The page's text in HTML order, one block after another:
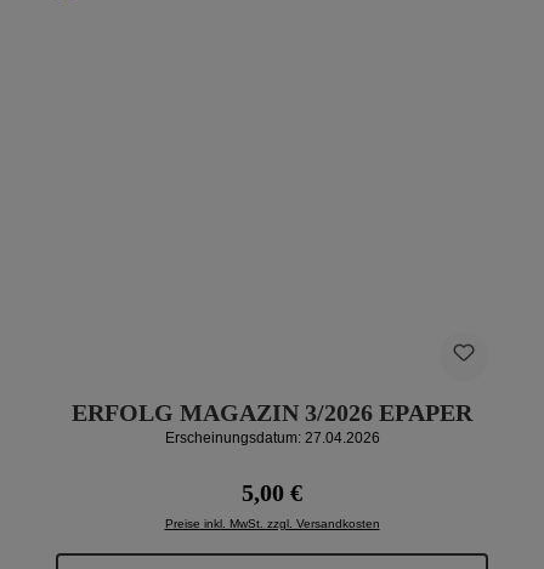
ERFOLG MAGAZIN 3/2026 EPAPER
Erscheinungsdatum: 27.04.2026
Regulärer Preis:
5,00 €
Preise inkl. MwSt. zzgl. Versandkosten